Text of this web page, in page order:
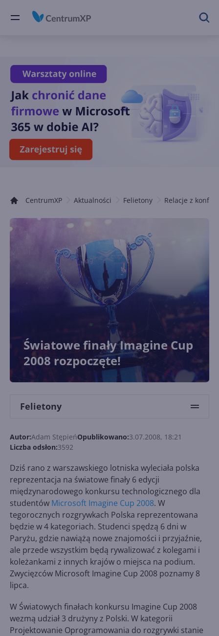
CentrumXP Aktualności Felietony Relacje z
Światowe finały Imagine Cup
2008 rozpoczęte!
Felietony
Autor:Adam StępieńOpublikowano:3.07.2008, 18:21
Liczba odsłon:3592
Dziś rano z warszawskiego lotniska wyleciała polska
reprezentacja na światowe finały 6 edycji
międzynarodowego konkursu technologicznego dla
studentów Microsoft Imagine Cup 2008. W
tegorocznych rozgrywkach Polska reprezentowana
będzie w 4 kategoriach. Studenci spędzą 6 dni w
Paryżu, gdzie nawiążą nowe znajomości i przyjaźnie,
ale przede wszystkim będą rywalizować z kolegami i
koleżankami z innych krajów o miejsca na podium.
Zwycięzców Microsoft Imagine Cup 2008 poznamy 8
lipca.
W Światowych finałach konkursu Imagine Cup 2008
wezmą udział 3 drużyny z Polski. W kategorii
Projektowanie Oprogramowania do rozgrywki stanie